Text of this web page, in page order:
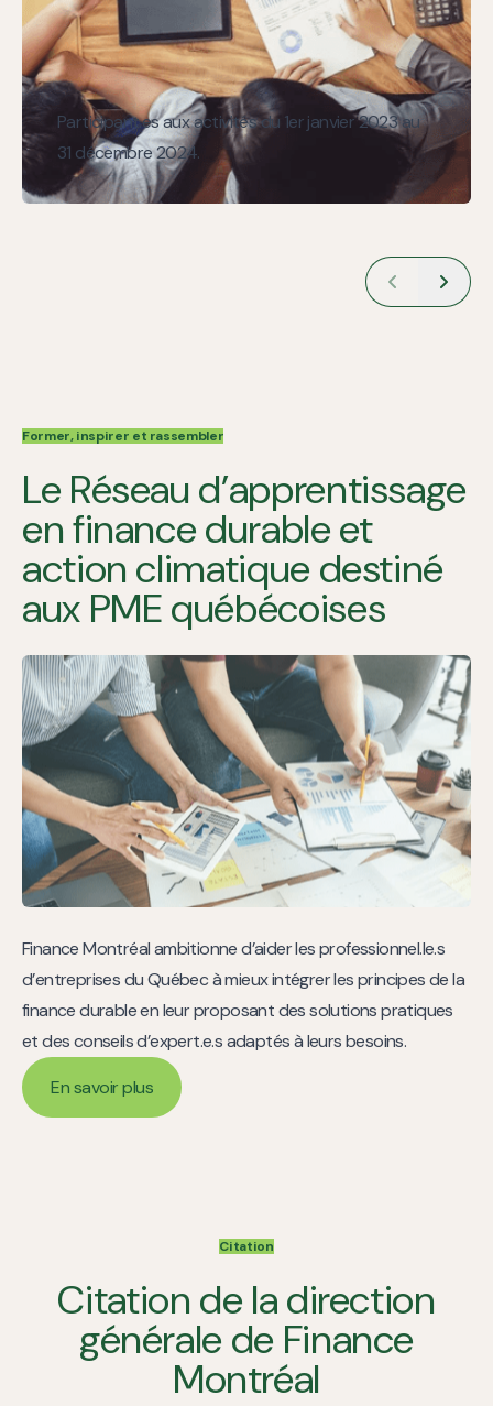
Participant.es aux activités du 1er janvier 2023 au
31 décembre 2024.
Former, inspirer et rassembler
Le Réseau d’apprentissage
en finance durable et
action climatique destiné
aux PME québécoises
Finance Montréal ambitionne d’aider les professionnel.le.s
d’entreprises du Québec à mieux intégrer les principes de la
finance durable en leur proposant des solutions pratiques
et des conseils d’expert.e.s adaptés à leurs besoins.
En savoir plus
Citation
Citation de la direction
générale de Finance
Montréal